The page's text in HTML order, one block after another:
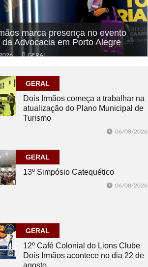
marca presença no evento
da Advocacia em Porto Alegre
GERAL
GERAL
Dois Irmãos começa a trabalhar na
atualização do Plano Municipal de
Turismo
06/08/2026
GERAL
13º Simpósio Catequético
06/08/2026
GERAL
12º Café Colonial do Lions Clube
Dois Irmãos acontece no dia 22 de